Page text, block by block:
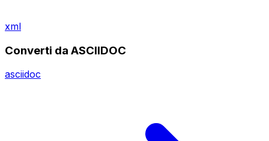
xml
Converti da ASCIIDOC
asciidoc